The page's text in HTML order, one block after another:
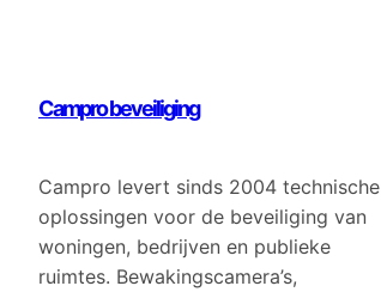
Campro beveiliging
Campro levert sinds 2004 technische
oplossingen voor de beveiliging van
woningen, bedrijven en publieke
ruimtes. Bewakingscamera’s,